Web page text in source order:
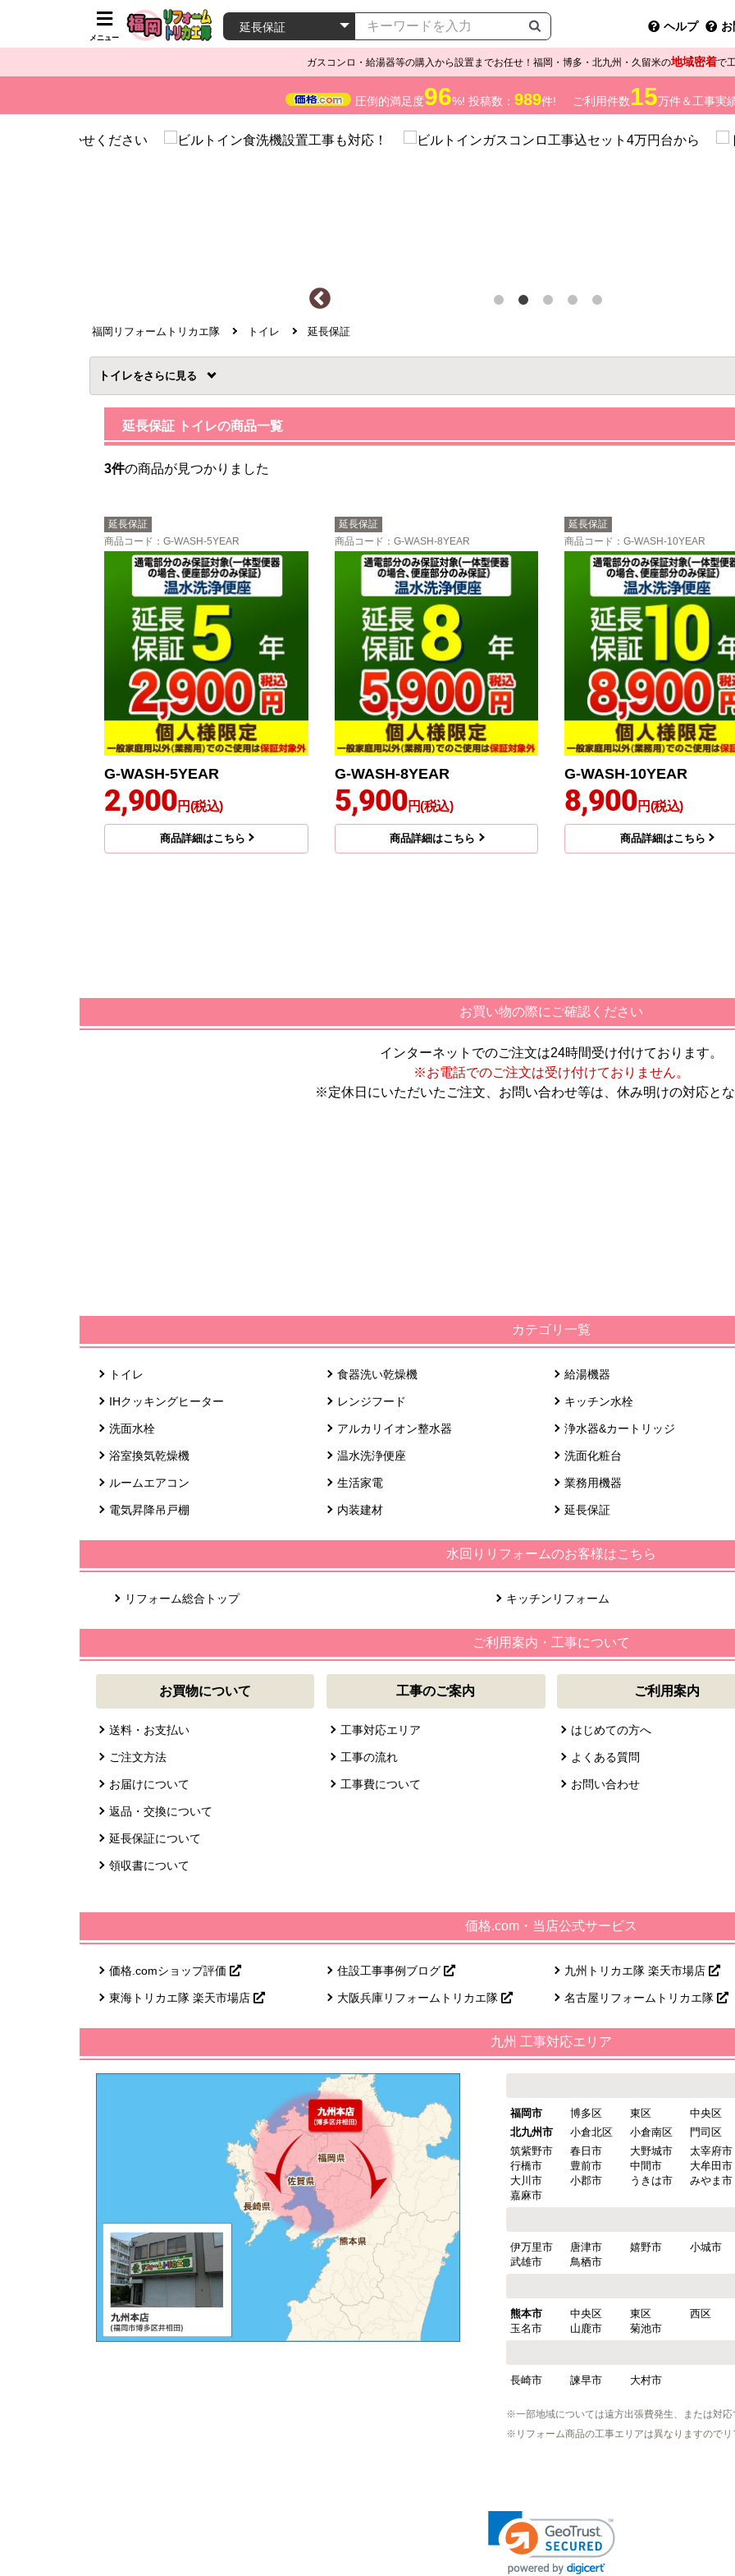
メニュー
ヘルプ
ガスコンロ・給湯器等の購入から設置までお任せ！福岡・博多・北九州・久留米の地域密着で
圧倒的満足度96%! 投稿数： 989件! ご利用件数15万件＆工事実
福岡リフォームトリカエ隊 トイレ 延長保証
トイレを
延長保証 トイレの商品一覧
3件の商品が見つかりました
延長保証
商品コード ：G-WASH-5YEAR
G-WASH-5YEAR
2,900円(税込)
商品詳細はこちら
延長保証
商品コード ：G-WASH-8YEAR
G-WASH-8YEAR
5,900円(税込)
商品詳細はこちら
延長保証
商品コード ：G-WASH-10YEAR
G-WASH-10YEAR
8,900円(税込)
商品詳細はこちら
お買い物の際にご確認ください
インターネットでのご注文は24時間受け付けております。
※お電話でのご注文は受け付けておりません。
※定休日にいただいたご注文、お問い合わせ等は、休み明けの対応と
カテゴリ一覧
トイレ 食器洗い乾燥機 給湯機器
IHクッキングヒーター レンジフード キッチン水栓
洗面水栓 アルカリイオン整水器 浄水器&カートリッジ
浴室換気乾燥機 温水洗浄便座 洗面化粧台
ルームエアコン 生活家電 業務用機器
電気昇降吊戸棚 内装建材 延長保証
水回りリフォームのお客様はこちら
リフォーム総合トップ キッチンリフォーム
ご利用案内・工事について
お買物について
送料・お支払い
ご注文方法
お届けについて
返品・交換について
延長保証について
領収書について
工事のご案内
工事対応エリア
工事の流れ
工事費について
ご利用案内
はじめての方へ
よくある質問
お問い合わせ
価格.com・当店公式サービス
価格.comショップ評価 住設工事事例ブログ 九州トリカエ隊 楽天市場店
東海トリカエ隊 楽天市場店 大阪兵庫リフォームトリカエ隊 名古屋リフォームトリカエ隊
九州 工事対応エリア
福岡市 博多区 東区
中央区
北九州市
小倉北区 小倉南区
門司区
筑紫野市
春日市 大野城市
太宰府市
行橋市
豊前市 中間市
大牟田市
大川市
小郡市 うきは市
みやま市
嘉麻市
伊万里市 唐津市 嬉野市
小城市
武雄市
鳥栖市
熊本市 中央区 東区
西区
玉名市
山鹿市 菊池市
長崎市 諫早市 大村市
※一部地域については遠方出張費発生、または対
※リフォーム商品の工事エリアは異なりますので